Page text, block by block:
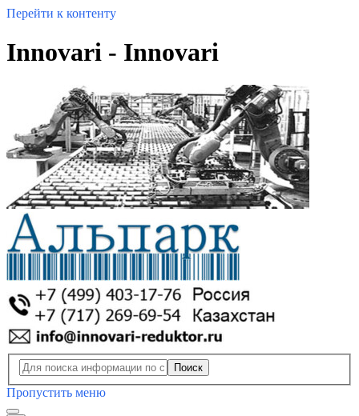
Перейти к контенту
Innovari - Innovari
Поиск
Пропустить меню